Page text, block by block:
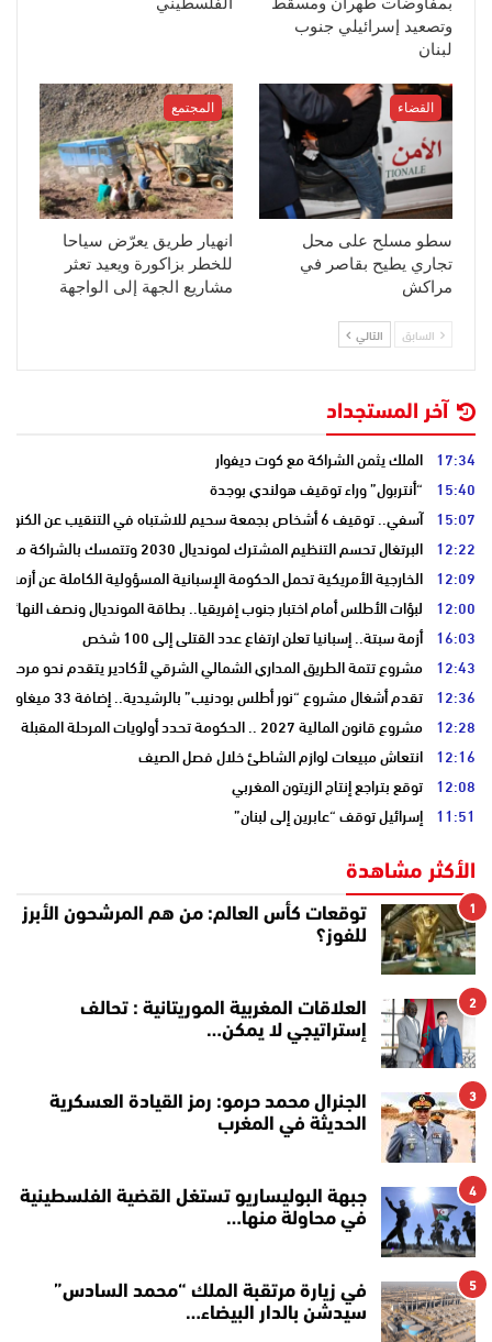
وتصعيد إسرائيلي جنوب
لبنان
القضاء
سطو مسلح على محل
تجاري يطيح بقاصر في
مراكش
المجتمع
انهيار طريق يعرّض سياحا
للخطر بزاكورة ويعيد تعثر
مشاريع الجهة إلى الواجهة
السابق التالي
آخر المستجداد
17:34 الملك يثمن الشراكة مع كوت ديفوار
15:40 “أنتربول” وراء توقيف هولندي بوجدة
15:07 آسفي.. توقيف 6 أشخاص بجمعة سحيم للاشتباه في التنقيب عن الكنوز .
12:22 البرتغال تحسم التنظيم المشترك لمونديال 2030 وتتمسك بالشراكة مع المغرب وإسبانيا
12:09 الخارجية الأمريكية تحمل الحكومة الإسبانية المسؤولية الكاملة عن أزمة
12:00 لبؤات الأطلس أمام اختبار جنوب إفريقيا.. بطاقة المونديال ونصف
16:03 أزمة سبتة.. إسبانيا تعلن ارتفاع عدد القتلى إلى 100 شخص
12:43 مشروع تتمة الطريق المداري الشمالي الشرقي لأكادير يتقدم نحو مرحلة
12:36 تقدم أشغال مشروع “نور أطلس بودنيب” بالرشيدية.. إضافة 33 ميغاوات إلى الشبكة الوطنية
12:28 مشروع قانون المالية 2027 .. الحكومة تحدد أولويات المرحلة المقبلة
12:16 انتعاش مبيعات لوازم الشاطئ خلال فصل الصيف
12:08 توقع بتراجع إنتاج الزيتون المغربي
11:51 إسرائيل توقف “عابرين إلى لبنان”
الأكثر مشاهدة
1
توقعات كأس العالم: من هم المرشحون الأبرز
للفوز؟
2
العلاقات المغربية الموريتانية : تحالف
إستراتيجي لا يمكن…
3
الجنرال محمد حرمو: رمز القيادة العسكرية
الحديثة في المغرب
4
جبهة البوليساريو تستغل القضية الفلسطينية
في محاولة منها…
5
في زيارة مرتقبة الملك “محمد السادس”
سيدشن بالدار البيضاء…